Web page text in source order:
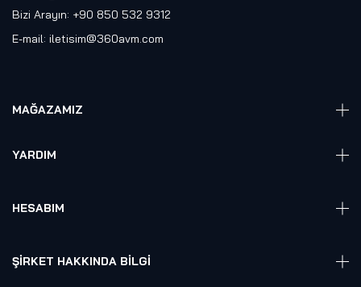
Bizi Arayın: +90 850 532 9312
E-mail: iletisim@360avm.com
MAĞAZAMIZ
VR Ready PC
Elektronik
YARDIM
HESABIM
Sepet
ŞIRKET HAKKINDA BILGI